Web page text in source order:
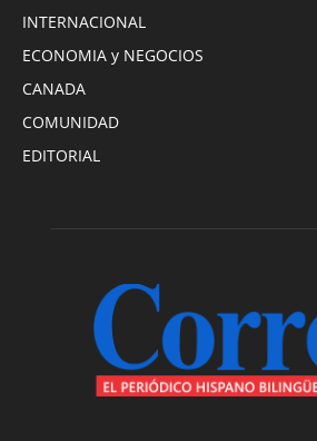
INTERNACIONAL
ECONOMIA y NEGOCIOS
CANADA
COMUNIDAD
EDITORIAL